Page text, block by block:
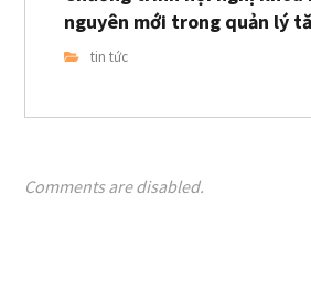
nguyên mới trong quản lý
tin tức
Comments are disabled.